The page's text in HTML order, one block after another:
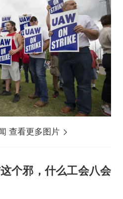
查看更多图片
个邪，什么工会八会